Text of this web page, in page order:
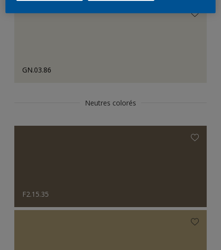
GN.03.86
Neutres colorés
F2.15.35